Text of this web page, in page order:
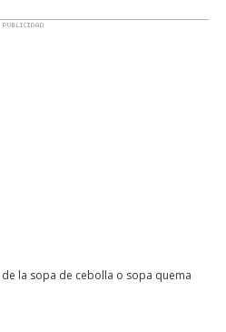
la sopa de cebolla o sopa quema